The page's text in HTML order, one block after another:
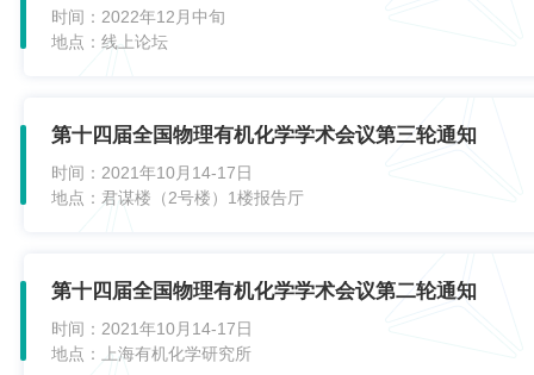
时间： 2022年12月中旬
地点： 线上论坛
第十四届全国物理有机化学学术会议第三轮通知
时间： 2021年10月14-17日
地点： 君谋楼（2号楼）1楼报告厅
第十四届全国物理有机化学学术会议第二轮通知
时间： 2021年10月14-17日
地点：
上海有机化学研究所